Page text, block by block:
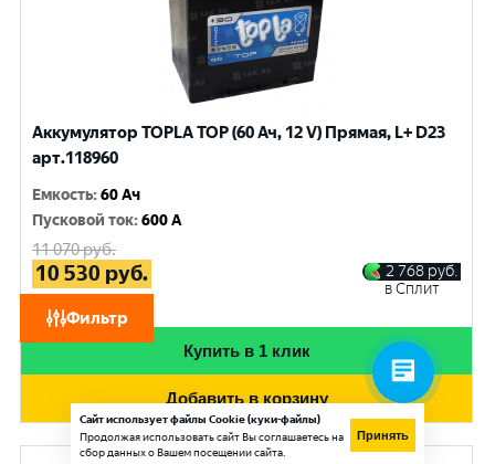
Фильтр
Аккумулятор TOPLA TOP (60 Ач, 12 V) Прямая, L+ D23
арт.118960
Емкость:60 Ач
Пусковой ток:600 A
11 070руб.
10 530 руб.
при обмене
2 768 руб.
в Сплит
Купить в 1 клик
Добавить в корзину
Сайт использует файлы Cookie (куки-файлы)
Продолжая использовать сайт Вы соглашаетесь на
сбор данных о Вашем посещении сайта.
Принять